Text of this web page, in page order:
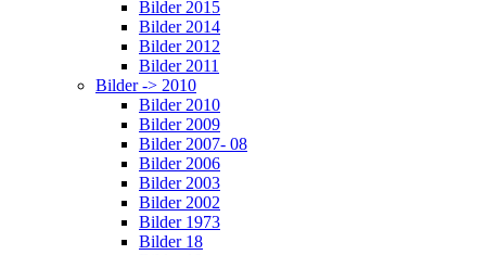
Bilder 2015
Bilder 2014
Bilder 2012
Bilder 2011
Bilder -> 2010
Bilder 2010
Bilder 2009
Bilder 2007- 08
Bilder 2006
Bilder 2003
Bilder 2002
Bilder 1973
Bilder 18